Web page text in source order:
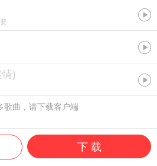
情)
歌曲，请下载客户端
下 载